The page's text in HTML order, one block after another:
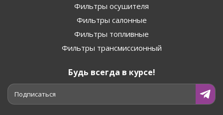
Фильтры осушителя
Фильтры салонные
Фильтры топливные
Фильтры трансмиссионный
Будь всегда в курсе!
Подписаться